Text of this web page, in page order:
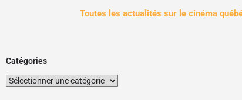
Toutes les actualités sur le cinéma
Catégories